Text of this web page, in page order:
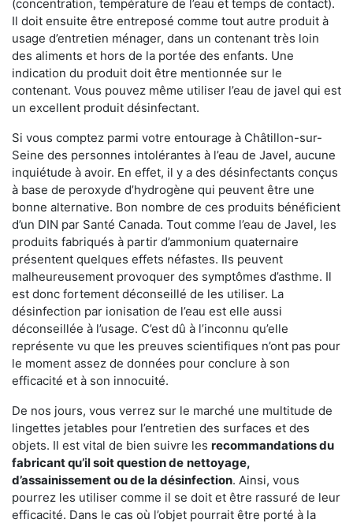
(concentration, température de l’eau et temps de contact).
Il doit ensuite être entreposé comme tout autre produit à
usage d’entretien ménager, dans un contenant très loin
des aliments et hors de la portée des enfants. Une
indication du produit doit être mentionnée sur le
contenant. Vous pouvez même utiliser l’eau de javel qui est
un excellent produit désinfectant.
Si vous comptez parmi votre entourage à Châtillon-sur-
Seine des personnes intolérantes à l’eau de Javel, aucune
inquiétude à avoir. En effet, il y a des désinfectants conçus
à base de peroxyde d’hydrogène qui peuvent être une
bonne alternative. Bon nombre de ces produits bénéficient
d’un DIN par Santé Canada. Tout comme l’eau de Javel, les
produits fabriqués à partir d’ammonium quaternaire
présentent quelques effets néfastes. Ils peuvent
malheureusement provoquer des symptômes d’asthme. Il
est donc fortement déconseillé de les utiliser. La
désinfection par ionisation de l’eau est elle aussi
déconseillée à l’usage. C’est dû à l’inconnu qu’elle
représente vu que les preuves scientifiques n’ont pas pour
le moment assez de données pour conclure à son
efficacité et à son innocuité.
De nos jours, vous verrez sur le marché une multitude de
lingettes jetables pour l’entretien des surfaces et des
objets. Il est vital de bien suivre les recommandations du
fabricant qu’il soit question de nettoyage,
d’assainissement ou de la désinfection. Ainsi, vous
pourrez les utiliser comme il se doit et être rassuré de leur
efficacité. Dans le cas où l’objet pourrait être porté à la